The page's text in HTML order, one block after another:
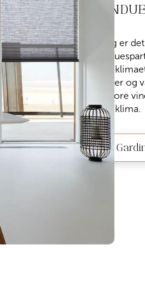
I dag er
stråler og
til store
indeklima.